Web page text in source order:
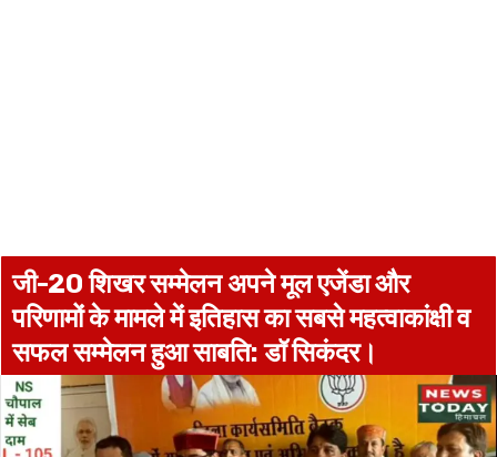
जी-20 शिखर सम्मेलन अपने मूल एजेंडा और
परिणामों के मामले में इतिहास का सबसे महत्वाकांक्षी व
सफल सम्मेलन हुआ साबति: डॉ सिकंदर।